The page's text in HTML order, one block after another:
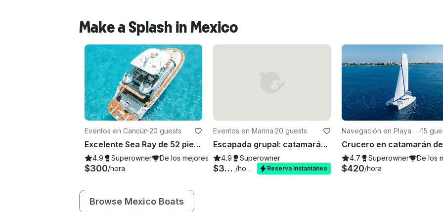
Make a Splash in Mexico
Eventos en Cancún·20 guests
Excelente Sea Ray de 52 pies, hasta 20 invitados incluidos, ¡con inflables y remo!
4.9 Superowner De los mejores de 2026
$300/hora
Eventos en Marina·20 guests
Escapada grupal: catamarán privado en Cabo con juguetes acuáticos para 20 personas
4.9 Superowner
$384 /hora Reserva instantánea
Navegación en Playa d
el Carmen
·15
4.7 Superowner De los
$420/hora
Browse Mexico Boats